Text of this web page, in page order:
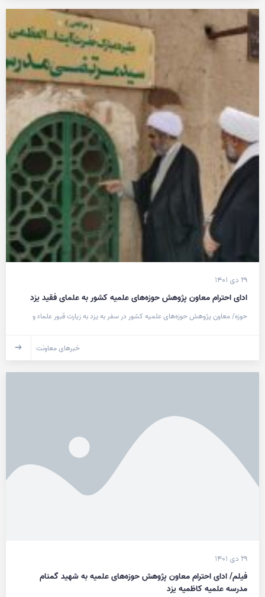
۲۹ دی ۱۴۰۱
ادای احترام معاون پژوهش حوزه‌های علمیه کشور به علمای فقید یزد
حوزه/ معاون پژوهش حوزه‌های علمیه کشور در سفر به یزد به زیارت قبور علماء و
خبرهای معاونت
۲۹ دی ۱۴۰۱
فیلم/ ادای احترام معاون پژوهش حوزه‌های علمیه به شهید گمنام
مدرسه علمیه کاظمیه یزد